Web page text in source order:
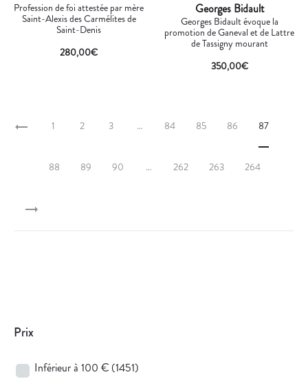
Profession de foi attestée par mère
Saint-Alexis des Carmélites de
Saint-Denis
280,00€
Georges Bidault
Georges Bidault évoque la
promotion de Ganeval et de Lattre
de Tassigny mourant
350,00€
1 2 3 … 84 85 86 87
88 89 90 … 262 263 264
Prix
Inférieur à 100 € (1451)